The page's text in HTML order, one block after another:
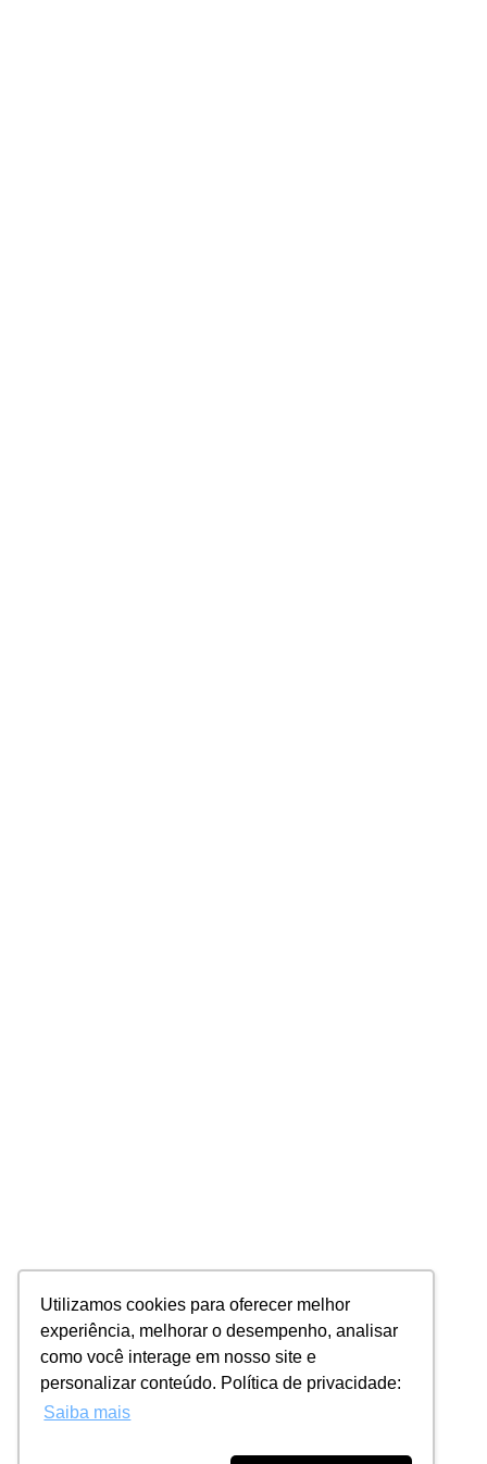
Utilizamos cookies para oferecer melhor
experiência, melhorar o desempenho, analisar
como você interage em nosso site e
personalizar conteúdo. Política de privacidade:
Saiba mais